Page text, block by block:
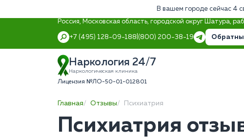
В вашем городе сейчас 4
Россия, Московская область, городской округ Шатура,
+7 (495) 128-09-188 (800) 200-38-19
Наркология 24/7
Наркологическая клиника
Лицензия №ЛО-50-01-012801
Главная Отзывы Психиатрия
Психиатрия